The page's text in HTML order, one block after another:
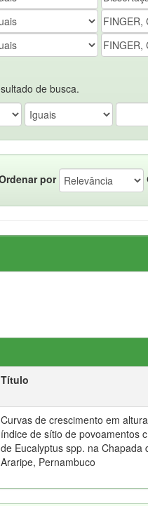
de busca.
por
Título
Curvas de crescimento em
índice de sítio de povoamentos
de Eucalyptus spp. na Chapada
Araripe, Pernambuco